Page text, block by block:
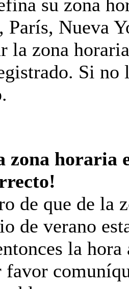
su zona
París, Nueva
la zona
Si no
zona horaria
de que de la
de verano
la
favor